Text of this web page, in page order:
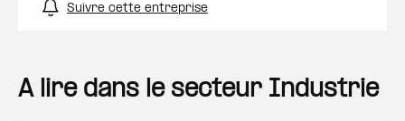
Suivre cette entreprise
A lire dans le secteur Industrie